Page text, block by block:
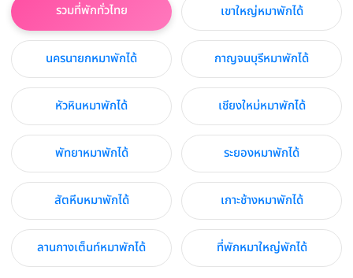
รวมที่พักทั่วไทย เขาใหญ่หมาพักได้
นครนายกหมาพักได้ กาญจนบุรีหมาพักได้
หัวหินหมาพักได้ เชียงใหม่หมาพักได้
พัทยาหมาพักได้ ระยองหมาพักได้
สัตหีบหมาพักได้ เกาะช้างหมาพักได้
ลานกางเต็นท์หมาพักได้ ที่พักหมาใหญ่พักได้